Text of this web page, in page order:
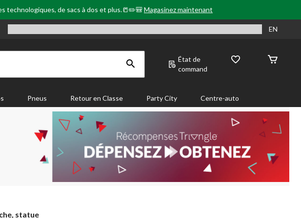
technologiques, de sacs à dos et plus.📒✏️🎒Magasinez maintenant
EN
État de
command
Pneus Retour en Classe Party City Centre-auto
statue